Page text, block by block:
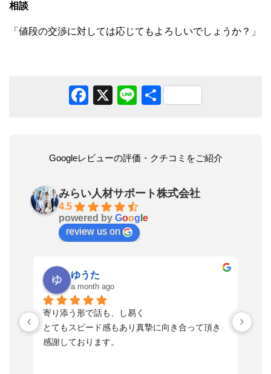
相談
「値段の交渉に対しては応じてもよろしいでしょうか？」
Facebook
X Line共
Googleレビューの評価・クチコミをご紹介
みらい人材サポート株式会社
4.5
powered by Goog e
review us on
ゆうた
a month ago
寄り添う形で話も、し易く
とてもスピード感もあり真摯に向き合って頂き
感謝しております。